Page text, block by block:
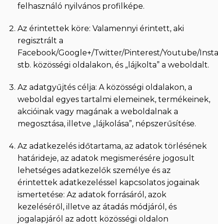
felhasználó nyilvános profilképe.
Az érintettek köre: Valamennyi érintett, aki
regisztrált a
Facebook/Google+/Twitter/Pinterest/Youtube/
stb. közösségi oldalakon, és „lájkolta” a weboldalt.
Az adatgyűjtés célja: A közösségi oldalakon, a
weboldal egyes tartalmi elemeinek, termékeinek,
akcióinak vagy magának a weboldalnak a
megosztása, illetve „lájkolása”, népszerűsítése.
Az adatkezelés időtartama, az adatok törlésének
határideje, az adatok megismerésére jogosult
lehetséges adatkezelők személye és az
érintettek adatkezeléssel kapcsolatos jogainak
ismertetése: Az adatok forrásáról, azok
kezeléséről, illetve az átadás módjáról, és
jogalapjáról az adott közösségi oldalon